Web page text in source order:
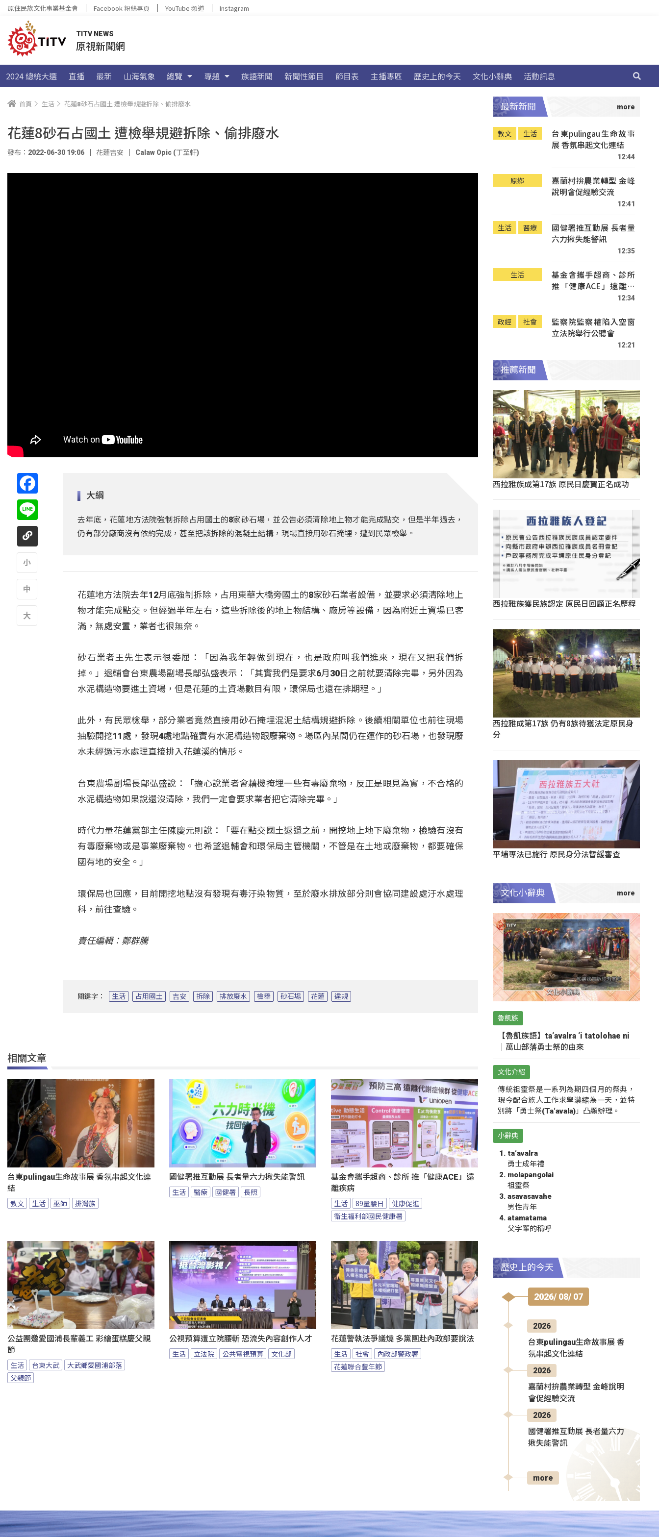
原住民族文化事業基金會 Facebook 粉絲專頁 YouTube 頻道 Instagram
TITV NEWS
原視新聞網
2024 總統大選 直播 最新 山海氣象 總覽 專題 族語新聞 新聞性節目 節目表 主播專區 歷史上的今天 文化小辭典 活動訊息
首頁 生活 花蓮8砂石占國土 遭檢舉規避拆除、偷排廢水
花蓮8砂石占國土 遭檢舉規避拆除、偷排廢水
發布：2022-06-30 19:06 花蓮吉安 Calaw Opic (丁至軒)
大綱
去年底，花蓮地方法院強制拆除占用國土的8家砂石場，並公告必須清除地上物才能完成點交，但是半年過去，
仍有部分廠商沒有依約完成，甚至把該拆除的混凝土結構，現場直接用砂石掩埋，遭到民眾檢舉。
花蓮地方法院去年12月底強制拆除，占用東華大橋旁國土的8家砂石業者設備，並要求必須清除地上
物才能完成點交。但經過半年左右，這些拆除後的地上物結構、廠房等設備，因為附近土資場已客
滿，無處安置，業者也很無奈。
砂石業者王先生表示很委屈：「因為我年輕做到現在，也是政府叫我們進來，現在又把我們拆
掉。」退輔會台東農場副場長鄔弘盛表示：「其實我們是要求6月30日之前就要清除完畢，另外因為
水泥構造物要進土資場，但是花蓮的土資場數目有限，環保局也還在排期程。」
此外，有民眾檢舉，部分業者竟然直接用砂石掩埋混泥土結構規避拆除。後續相關單位也前往現場
抽驗開挖11處，發現4處地點確實有水泥構造物跟廢棄物。場區內某間仍在運作的砂石場，也發現廢
水未經過污水處理直接排入花蓮溪的情形。
台東農場副場長鄔弘盛說：「擔心說業者會藉機掩埋一些有毒廢棄物，反正是眼見為實，不合格的
水泥構造物如果說還沒清除，我們一定會要求業者把它清除完畢。」
時代力量花蓮黨部主任陳慶元則說：「要在點交國土返還之前，開挖地上地下廢棄物，檢驗有沒有
有毒廢棄物或是事業廢棄物。也希望退輔會和環保局主管機關，不管是在土地或廢棄物，都要確保
國有地的安全。」
環保局也回應，目前開挖地點沒有發現有毒汙染物質，至於廢水排放部分則會協同建設處汙水處理
科，前往查驗。
責任編輯：鄭群騰
關鍵字： 生活 占用國土 吉安 拆除 排放廢水 檢舉 砂石場 花蓮 違規
相關文章
台東pulingau生命故事展 香氛串起文化連
結
教文 生活 巫師 排灣族
國健署推互動展 長者量六力揪失能警訊
生活 醫療 國健署 長照
基金會攜手超商、診所 推「健康ACE」遠
離疾病
生活 89量腰日
健康促進
衛生福利部國民健康署
公益團邀愛國浦長輩義工 彩繪蛋糕慶父親
節
生活 台東大武
大武鄉愛國浦部落
父親節
公視預算遭立院腰斬 恐流失內容創作人才
生活 立法院 公共電視預算 文化部
花蓮警執法爭議燒 多黨團赴內政部要說法
生活 社會
內政部警政署
花蓮聯合豐年節
最新新聞
教文 生活
台東pulingau生命故事
展 香氛串起文化連結
12:44
原鄉
嘉蘭村拚農業轉型 金峰
說明會促經驗交流
12:41
生活 醫療
國健署推互動展 長者量
六力揪失能警訊
12:35
生活
基金會攜手超商、診所
推「健康ACE」遠離疾
12:34
政經 社會
監察院監察權陷入空窗
立法院舉行公聽會
12:21
推薦新聞
西拉雅族成第17族 原民日慶賀正名成功
西拉雅族獲民族認定 原民日回顧正名歷程
西拉雅成第17族 仍有8族待獲法定原民身
分
平埔專法已施行 原民身分法暫緩審查
文化小辭典
魯凱族
【魯凱族語】ta‘avalra ‘i tatolohae ni
｜萬山部落勇士祭的由來
文化介紹
傳統祖靈祭是一系列為期四個月的祭典，
現今配合族人工作求學濃縮為一天，並特
別將「勇士祭(Ta‘avala)」凸顯辦理。
小辭典
ta‘avalra
勇士成年禮
molapangolai
祖靈祭
asavasavahe
男性青年
atamatama
父字輩的稱呼
歷史上的今天
2026/ 08/ 07
2026
台東pulingau生命故事展 香
氛串起文化連結
2026
嘉蘭村拚農業轉型 金峰說明
會促經驗交流
2026
國健署推互動展 長者量六力
揪失能警訊
more